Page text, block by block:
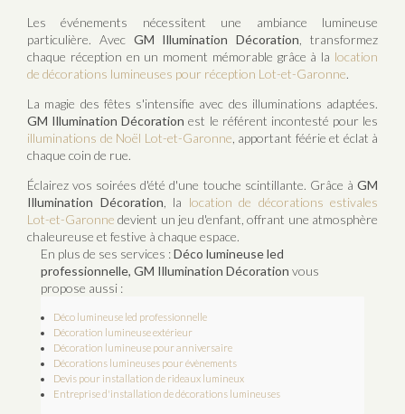
Les événements nécessitent une ambiance lumineuse
particulière. Avec GM Illumination Décoration , transformez
chaque réception en un moment mémorable grâce à la location
de décorations lumineuses pour réception Lot-et-Garonne.
La magie des fêtes s'intensifie avec des illuminations adaptées.
GM Illumination Décoration est le référent incontesté pour les
illuminations de Noël Lot-et-Garonne , apportant féérie et éclat à
chaque coin de rue.
Éclairez vos soirées d'été d'une touche scintillante. Grâce à GM
Illumination Décoration , la location de décorations estivales
Lot-et-Garonne devient un jeu d'enfant, offrant une atmosphère
chaleureuse et festive à chaque espace.
En plus de ses services :Déco lumineuse led
professionnelle, GM Illumination Décoration vous
propose aussi :
Déco lumineuse led professionnelle
Décoration lumineuse extérieur
Décoration lumineuse pour anniversaire
Décorations lumineuses pour évènements
Devis pour installation de rideaux lumineux
Entreprise d'installation de décorations lumineuses